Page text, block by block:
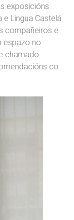
exposicións
e Lingua Castelá
compañeiros e
espazo no
chamado
co